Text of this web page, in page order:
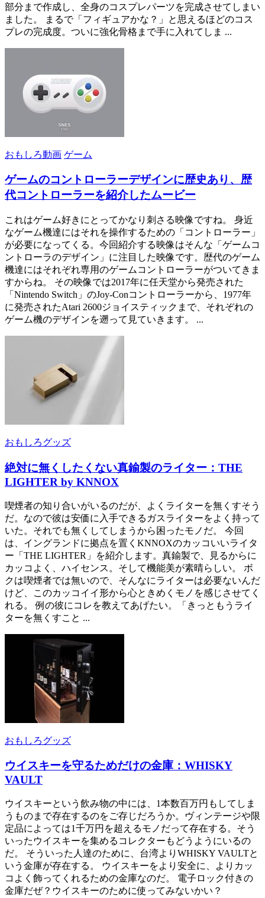
部分まで作成し、全身のコスプレパーツを完成させてしまい
ました。 まるで「フィギュアかな？」と思えるほどのコス
プレの完成度。ついに強化骨格まで手に入れてしま ...
おもしろ動画 ゲーム
ゲームのコントローラーデザインに歴史あり、歴
代コントローラーを紹介したムービー
これはゲーム好きにとってかなり刺さる映像ですね。 身近
なゲーム機達にはそれを操作するための「コントローラー」
が必要になってくる。今回紹介する映像はそんな「ゲームコ
ントローラのデザイン」に注目した映像です。歴代のゲーム
機達にはそれぞれ専用のゲームコントローラーがついてきま
すからね。 その映像では2017年に任天堂から発売された
「Nintendo Switch」のJoy-Conコントローラーから、1977年
に発売されたAtari 2600ジョイスティックまで、それぞれの
ゲーム機のデザインを遡って見ていきます。 ...
おもしろグッズ
絶対に無くしたくない真鍮製のライター：THE
LIGHTER by KNNOX
喫煙者の知り合いがいるのだが、よくライターを無くすそう
だ。なので彼は安価に入手できるガスライターをよく持って
いた。それでも無くしてしまうから困ったモノだ。 今回
は、イングランドに拠点を置くKNNOXのカッコいいライタ
ー「THE LIGHTER」を紹介します。真鍮製で、見るからに
カッコよく、ハイセンス。そして機能美が素晴らしい。 ボ
クは喫煙者では無いので、そんなにライターは必要ないんだ
けど、このカッコイイ形から心ときめくモノを感じさせてく
れる。 例の彼にコレを教えてあげたい。「きっともうライ
ターを無くすこと ...
おもしろグッズ
ウイスキーを守るためだけの金庫：WHISKY
VAULT
ウイスキーという飲み物の中には、1本数百万円もしてしま
うものまで存在するのをご存じだろうか。ヴィンテージや限
定品によっては1千万円を超えるモノだって存在する。そう
いったウイスキーを集めるコレクターもどうようにいるの
だ。 そういった人達のために、台湾よりWHISKY VAULTと
いう金庫が存在する。 ウイスキーをより安全に、よりカッ
コよく飾ってくれるための金庫なのだ。 電子ロック付きの
金庫だぜ？ウイスキーのために使ってみないかい？